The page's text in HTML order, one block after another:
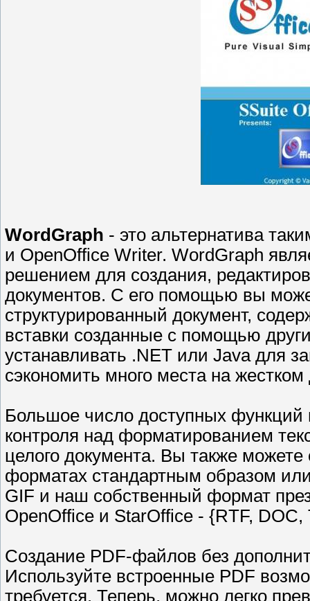
WordGraph - это альтернатива
и OpenOffice Writer. WordGraph
решением для создания,
документов. С его помощью вы
структурированный документ,
вставки созданные с помощью
устанавливать .NET или Java для
сэкономить много места на
Большое число доступных функций
контроля над форматированием
целого документа. Вы также
форматах стандартным образом
GIF и наш собственный формат
OpenOffice и StarOffice - {RTF, DOC,
Создание PDF-файлов без
Используйте встроенные PDF
требуется. Теперь, можно легко